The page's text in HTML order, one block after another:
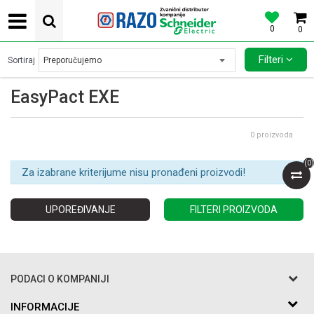
0
0
POVOLJNE CENE AUTOMATSKIH OSIGURACA SCHNEIDER ELECTRIC
(0)
EasyPact EXE
Sortiraj Filteri
0 proizvoda
Za izabrane kriterijume nisu pronađeni proizvodi!
UPOREĐIVANJE FILTERI PROIZVODA
PODACI O KOMPANIJI
Razo DOO
INFORMACIJE